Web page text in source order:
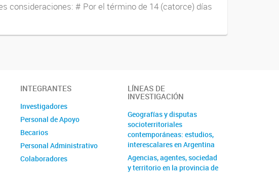
consideraciones: # Por el término de 14 (catorce) días
INTEGRANTES
Investigadores
Personal de Apoyo
Becarios
Personal Administrativo
Colaboradores
LÍNEAS DE
INVESTIGACIÓN
Geografías y disputas
socioterritoriales
contemporáneas: estudios,
interescalares en Argentina
Agencias, agentes, sociedad
y territorio en la provincia de